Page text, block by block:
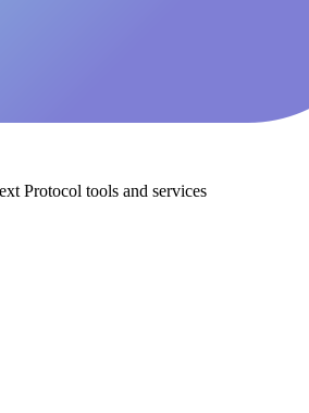
Protocol tools and services